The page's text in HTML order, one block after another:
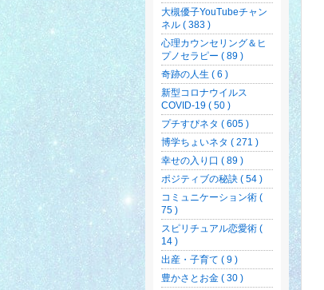
大槻優子YouTubeチャン
ネル ( 383 )
心理カウンセリング＆ヒ
プノセラピー ( 89 )
奇跡の人生 ( 6 )
新型コロナウイルス
COVID-19 ( 50 )
プチすぴネタ ( 605 )
博学ちょいネタ ( 271 )
幸せの入り口 ( 89 )
ポジティブの秘訣 ( 54 )
コミュニケーション術 (
75 )
スピリチュアル恋愛術 (
14 )
出産・子育て ( 9 )
豊かさとお金 ( 30 )